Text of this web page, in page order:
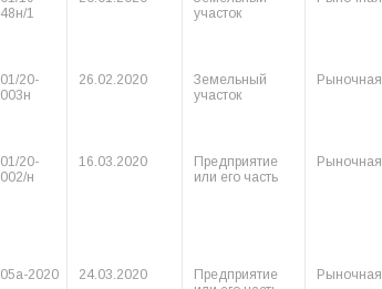
48н/1
участок
01/20-
003н
26.02.2020
Земельный
участок
Рыночная
01/20-
002/н
16.03.2020
Предприятие
или его часть
Рыночная
05а-2020 24.03.2020
Предприятие
Рыночная